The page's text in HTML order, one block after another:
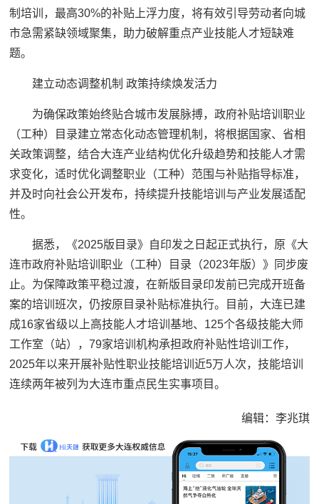
制培训，最高30%的补贴上浮力度，将有效引导劳动者向城
市急需紧缺领域聚集，助力破解重点产业技能人才短缺难
题。
建立动态调整机制 政策持续焕发活力
为确保政策始终贴合城市发展脉搏，政府补贴培训职业
（工种）目录建立常态化动态管理机制，将根据国家、省相
关政策调整，结合大连产业结构优化升级趋势和技能人才需
求变化，适时优化调整职业（工种）范围与补贴指导标准，
并及时向社会公开发布，持续提升技能培训与产业发展适配
性。
据悉，《2025版目录》自印发之日起正式执行，原《大
连市政府补贴培训职业（工种）目录（2023年版）》同步废
止。为保障政策平稳过渡，在新版目录印发前已完成开班备
案的培训班次，仍按原目录补贴标准执行。目前，大连已建
成16家省级以上高技能人才培训基地、125个各级技能大师
工作室（站），79家培训机构承担政府补贴性培训工作，
2025年以来开展补贴性职业技能培训近5万人次，技能培训
连续两年被列为大连市重点民生实事项目。
编辑：李兆琪